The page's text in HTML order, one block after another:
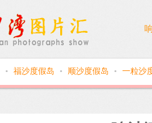
● 福沙度假岛 ● 顺沙度假岛 ● 一粒沙